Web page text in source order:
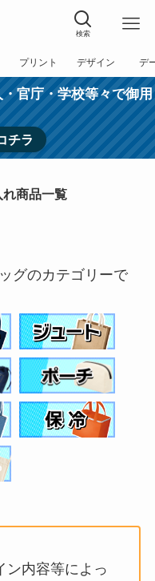
検索
プリント
方法
デザイン
依頼
デ
入
官庁・学校等々で御用
チラ
商品一覧
グのカテゴリーで
内容等によっ